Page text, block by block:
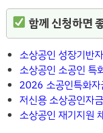
함께 신청하면
소상공인 성장기반
소상공인 소공인 특
2026 소공인특화자
저신용 소상공인자
소상공인 재기지원